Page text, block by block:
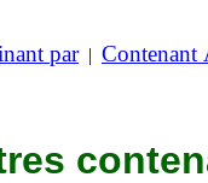
par| Contenant